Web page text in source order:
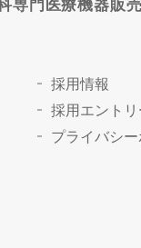
専門医療機器販売
採用情報
採用エントリ
プライバシ